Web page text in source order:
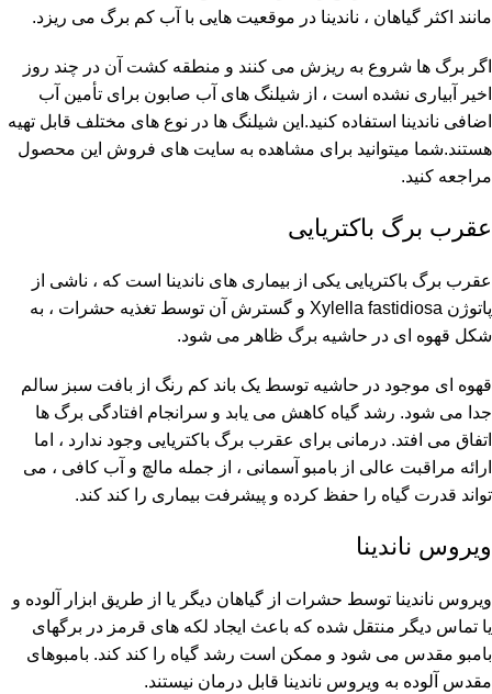
مانند اکثر گیاهان ، ناندینا در موقعیت هایی با آب کم برگ می ریزد.
اگر برگ ها شروع به ریزش می کنند و منطقه کشت آن در چند روز
اخیر آبیاری نشده است ، از شیلنگ های آب صابون برای تأمین آب
اضافی ناندینا استفاده کنید.این شیلنگ ها در نوع های مختلف قابل تهیه
هستند.شما میتوانید برای مشاهده به سایت های فروش این محصول
مراجعه کنید.
عقرب برگ باکتریایی
عقرب برگ باکتریایی یکی از بیماری های ناندینا است که ، ناشی از
پاتوژن Xylella fastidiosa و گسترش آن توسط تغذیه حشرات ، به
شکل قهوه ای در حاشیه برگ ظاهر می شود.
قهوه ای موجود در حاشیه توسط یک باند کم رنگ از بافت سبز سالم
جدا می شود. رشد گیاه کاهش می یابد و سرانجام افتادگی برگ ها
اتفاق می افتد. درمانی برای عقرب برگ باکتریایی وجود ندارد ، اما
ارائه مراقبت عالی از بامبو آسمانی ، از جمله مالچ و آب کافی ، می
تواند قدرت گیاه را حفظ کرده و پیشرفت بیماری را کند کند.
ویروس ناندینا
ویروس ناندینا توسط حشرات از گیاهان دیگر یا از طریق ابزار آلوده و
یا تماس دیگر منتقل شده که باعث ایجاد لکه های قرمز در برگهای
بامبو مقدس می شود و ممکن است رشد گیاه را کند کند. بامبوهای
مقدس آلوده به ویروس ناندینا قابل درمان نیستند.